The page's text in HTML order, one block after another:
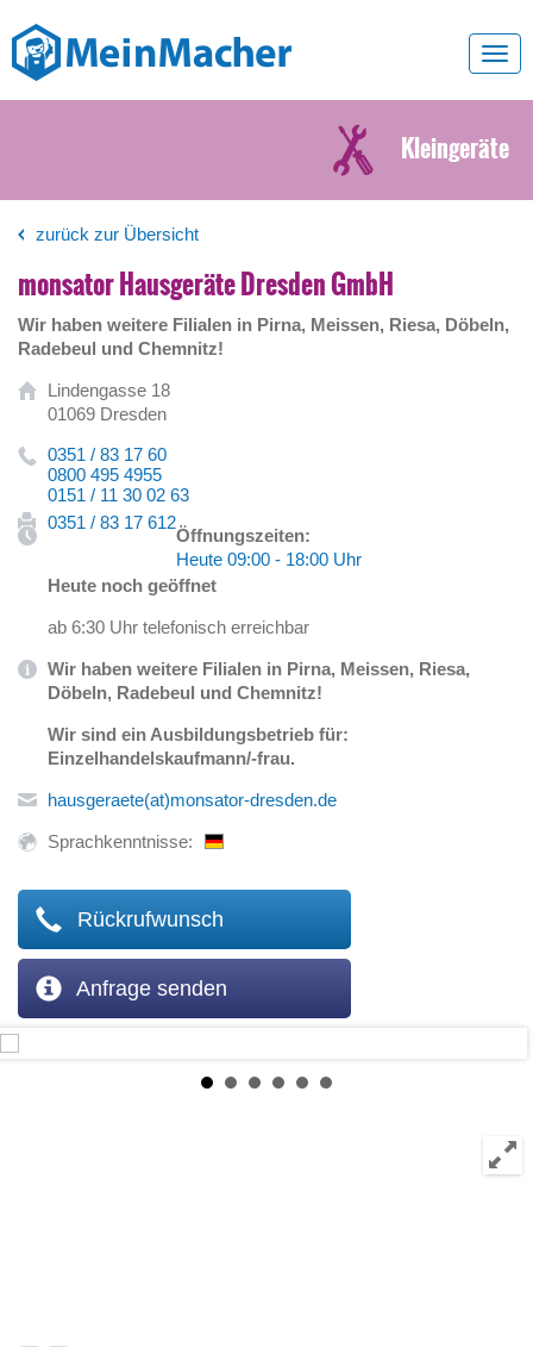
Kleingeräte
zurück zur Übersicht
monsator Hausgeräte Dresden GmbH
Wir haben weitere Filialen in Pirna, Meissen, Riesa, Döbeln,
Radebeul und Chemnitz!
Lindengasse 18
01069 Dresden
0351 / 83 17 60
0800 495 4955
0151 / 11 30 02 63
0351 / 83 17 612
Öffnungszeiten:
Heute 09:00 - 18:00 Uhr
Heute noch geöffnet
ab 6:30 Uhr telefonisch erreichbar
Wir haben weitere Filialen in Pirna, Meissen, Riesa,
Döbeln, Radebeul und Chemnitz!
Wir sind ein Ausbildungsbetrieb für:
Einzelhandelskaufmann/-frau.
hausgeraete(at)monsator-dresden.de
Sprachkenntnisse:
Rückrufwunsch
Anfrage senden